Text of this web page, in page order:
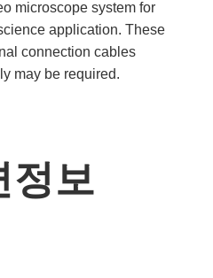
microscope system for
application. These
connection cables
may be required.
정보